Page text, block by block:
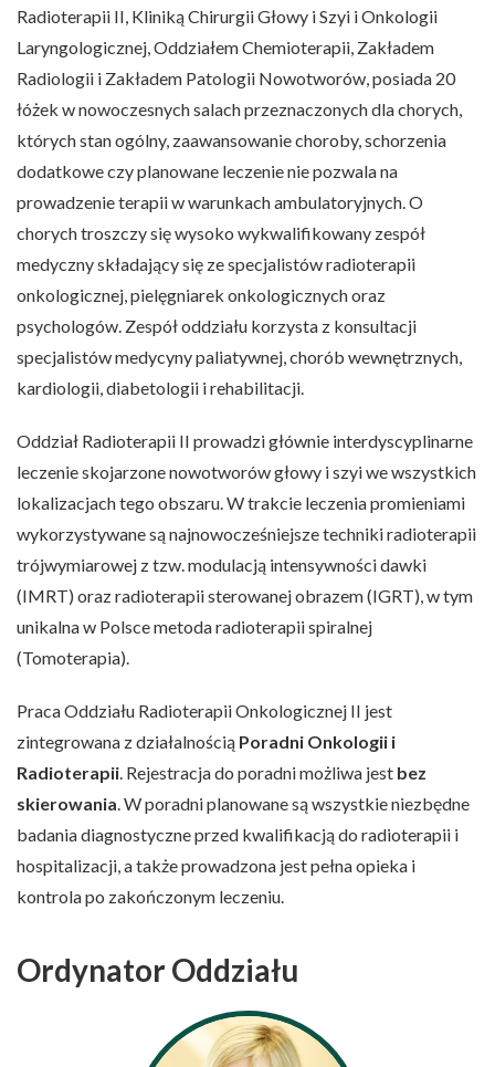
Radioterapii II, Kliniką Chirurgii Głowy i Szyi i Onkologii
Laryngologicznej, Oddziałem Chemioterapii, Zakładem
Radiologii i Zakładem Patologii Nowotworów, posiada 20
łóżek w nowoczesnych salach przeznaczonych dla chorych,
których stan ogólny, zaawansowanie choroby, schorzenia
dodatkowe czy planowane leczenie nie pozwala na
prowadzenie terapii w warunkach ambulatoryjnych. O
chorych troszczy się wysoko wykwalifikowany zespół
medyczny składający się ze specjalistów radioterapii
onkologicznej, pielęgniarek onkologicznych oraz
psychologów. Zespół oddziału korzysta z konsultacji
specjalistów medycyny paliatywnej, chorób wewnętrznych,
kardiologii, diabetologii i rehabilitacji.
Oddział Radioterapii II prowadzi głównie interdyscyplinarne
leczenie skojarzone nowotworów głowy i szyi we wszystkich
lokalizacjach tego obszaru. W trakcie leczenia promieniami
wykorzystywane są najnowocześniejsze techniki radioterapii
trójwymiarowej z tzw. modulacją intensywności dawki
(IMRT) oraz radioterapii sterowanej obrazem (IGRT), w tym
unikalna w Polsce metoda radioterapii spiralnej
(Tomoterapia).
Praca Oddziału Radioterapii Onkologicznej II jest
zintegrowana z działalnością Poradni Onkologii i
Radioterapii. Rejestracja do poradni możliwa jest bez
skierowania. W poradni planowane są wszystkie niezbędne
badania diagnostyczne przed kwalifikacją do radioterapii i
hospitalizacji, a także prowadzona jest pełna opieka i
kontrola po zakończonym leczeniu.
Ordynator Oddziału